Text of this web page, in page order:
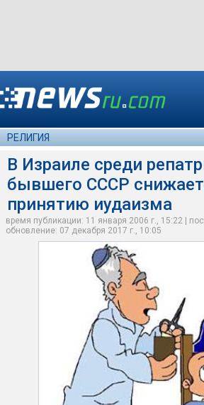
РЕЛИГИЯ
В Израиле среди
бывшего СССР
принятию иудаизма
время публикации: 11 января 2006 г., 15:22 |
обновление: 07 декабря 2017 г., 10:05